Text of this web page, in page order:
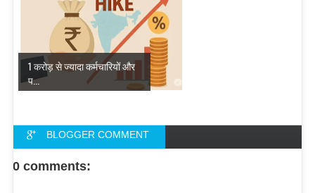
1 करोड़ से ज्यादा कर्मचारियों और
प...
BLOGGER COMMENT
FACEBOOK COMMENT
0 comments: